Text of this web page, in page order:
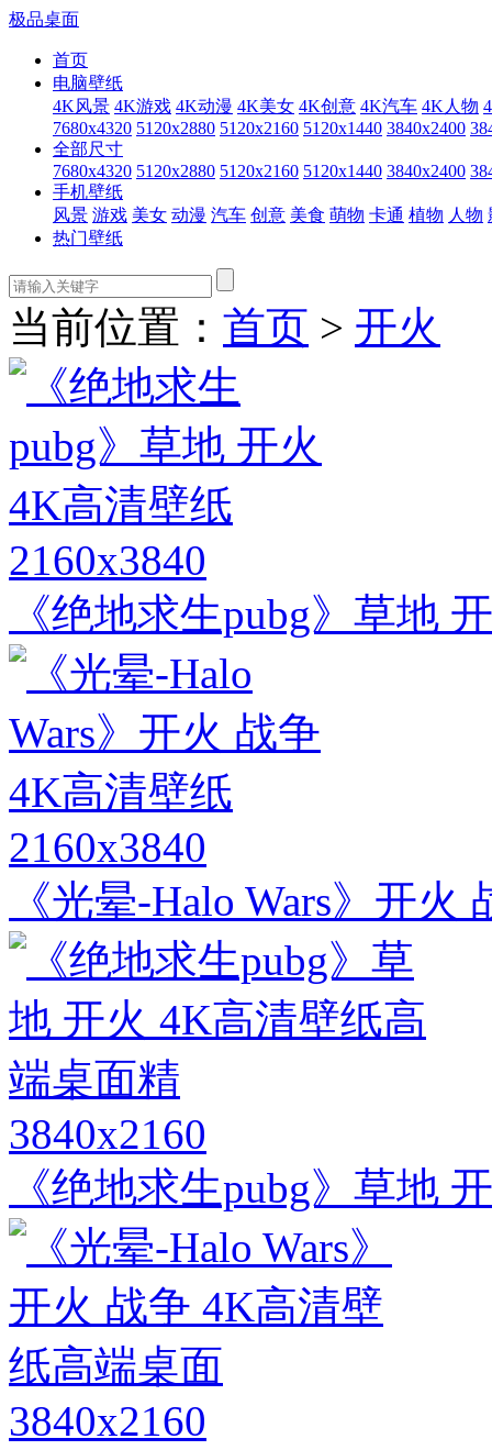
极品桌面
首页
电脑壁纸
4K风景 4K游戏 4K动漫 4K美女 4K创意 4K汽车 4K人物
7680x4320 5120x2880 5120x2160 5120x1440 3840x2400
全部尺寸
7680x4320 5120x2880 5120x2160 5120x1440 3840x2400
手机壁纸
风景 游戏 美女 动漫 汽车 创意 美食 萌物 卡通 植物 人物
热门壁纸
当前位置： 首页 > 开火
2160x3840
《绝地求生pubg》草地
2160x3840
《光晕-Halo Wars》开
3840x2160
《绝地求生pubg》草地
3840x2160